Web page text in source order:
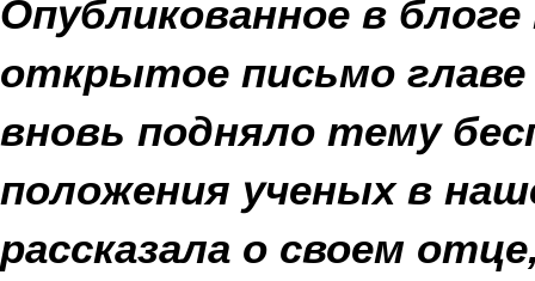
Опубликованное в
открытое письмо
вновь подняло тему
положения ученых в
рассказала о своем